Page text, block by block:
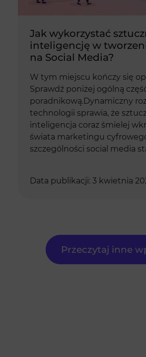
Jak wykorzystać
inteligencję w
na Social Media?
W tym miejscu kończy się
Sprawdź poniżej ogólną
poradnikową.Dynamiczny
technologii sprawia, że
inteligencja coraz śmielej
świata marketingu
szczególności social media
Data publikacji: 3 kwietnia
Przeczytaj inne